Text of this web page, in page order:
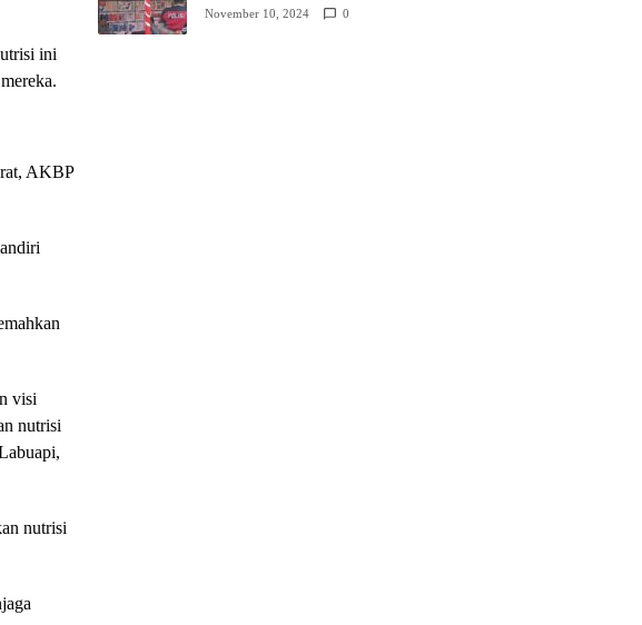
ini
AKBP
visi
nutrisi
nutrisi
2024
November 10, 2024 0